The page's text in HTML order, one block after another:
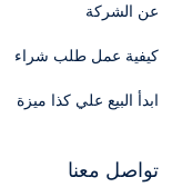
عن الشركة
كيفية عمل طلب شراء
ابدأ البيع علي كذا ميزة
تواصل معنا